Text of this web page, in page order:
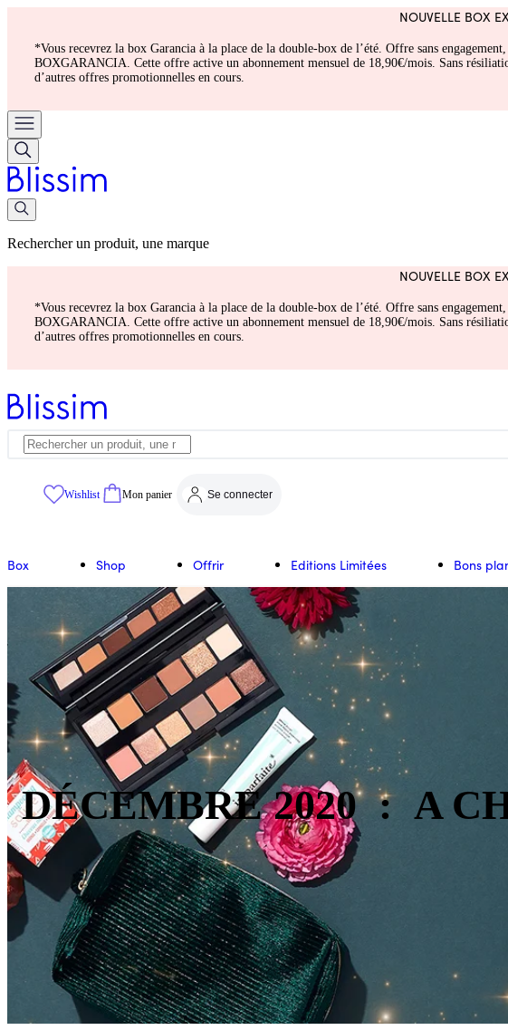
NOUVELLE BOX
*Vous recevrez la box Garancia à la place de la double-box de l’été. Offre sans
BOXGARANCIA. Cette offre active un abonnement mensuel de 18,90€/mois. Sans
d’autres offres promotionnelles en cours.
Rechercher un produit, une marque
NOUVELLE BOX
*Vous recevrez la box Garancia à la place de la double-box de l’été. Offre sans
BOXGARANCIA. Cette offre active un abonnement mensuel de 18,90€/mois. Sans
d’autres offres promotionnelles en cours.
Wishlist Mon panier Se connecter
Box Shop Offrir Editions Limitées Bons
DÉCEMBRE 2020: A